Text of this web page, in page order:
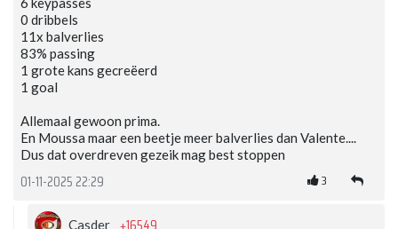
0 dribbels
11x balverlies
83% passing
1 grote kans gecreëerd
1 goal
Allemaal gewoon prima.
En Moussa maar een beetje meer balverlies dan Valente....
Dus dat overdreven gezeik mag best stoppen
01-11-2025 22:29 3
Casder